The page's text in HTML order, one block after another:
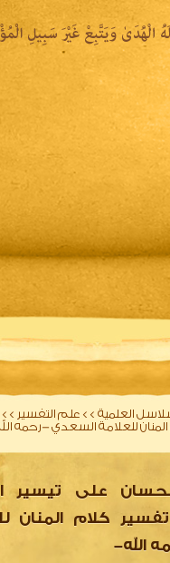
المكتبة المقروءة
العلمية >> علم التفسير >>
للعلامة السعدي -رحمه
على تيسير
كلام المنان
الله-